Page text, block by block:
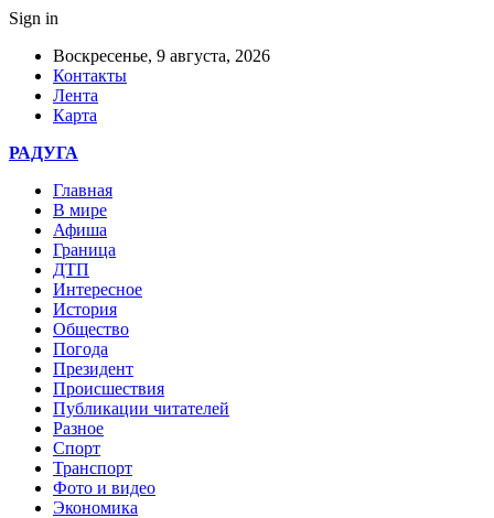
Sign in
Воскресенье, 9 августа, 2026
Контакты
Лента
Карта
РАДУГА
Главная
В мире
Афиша
Граница
ДТП
Интересное
История
Общество
Погода
Президент
Происшествия
Публикации читателей
Разное
Спорт
Транспорт
Фото и видео
Экономика